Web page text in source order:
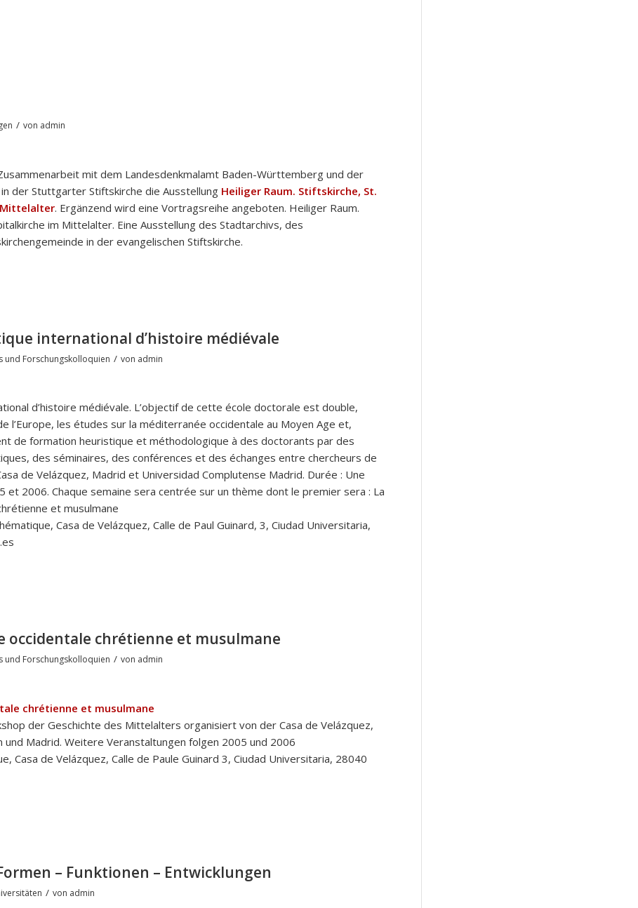
/ von admin
mit dem Landesdenkmalamt Baden-Württemberg und der
der Stuttgarter Stiftskirche die Ausstellung Heiliger Raum. Stiftskirche, St.
Mittelalter. Ergänzend wird eine Vortragsreihe angeboten. Heiliger Raum.
im Mittelalter. Eine Ausstellung des Stadtarchivs, des
in der evangelischen Stiftskirche.
international d’histoire médiévale
und Forschungskolloquien / von admin
d’histoire médiévale. L’objectif de cette école doctorale est double,
l’Europe, les études sur la méditerranée occidentale au Moyen Age et,
de formation heuristique et méthodologique à des doctorants par des
des séminaires, des conférences et des échanges entre chercheurs de
de Velázquez, Madrid et Universidad Complutense Madrid. Durée : Une
2006. Chaque semaine sera centrée sur un thème dont le premier sera : La
et musulmane
Casa de Velázquez, Calle de Paul Guinard, 3, Ciudad Universitaria,
occidentale chrétienne et musulmane
und Forschungskolloquien / von admin
chrétienne et musulmane
der Geschichte des Mittelalters organisiert von der Casa de Velázquez,
Madrid. Weitere Veranstaltungen folgen 2005 und 2006
Casa de Velázquez, Calle de Paule Guinard 3, Ciudad Universitaria, 28040
– Funktionen – Entwicklungen
/ von admin